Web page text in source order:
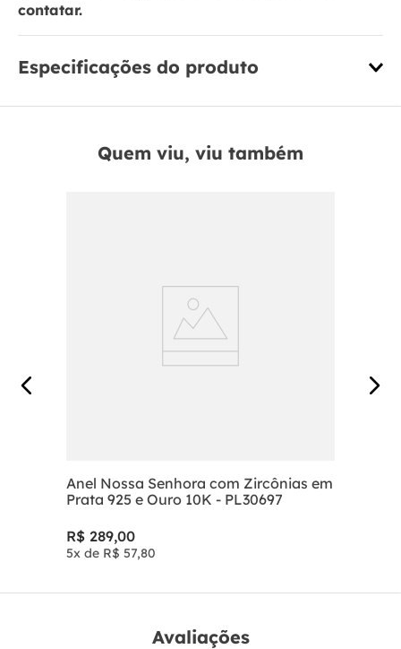
contatar.
Especificações do produto
Quem viu, viu também
Anel Nossa Senhora com Zircônias em
Prata 925 e Ouro 10K - PL30697
R$ 289,00
5x de R$ 57,80
Avaliações